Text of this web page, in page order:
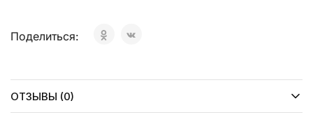
Поделиться:
ОТЗЫВЫ (0)